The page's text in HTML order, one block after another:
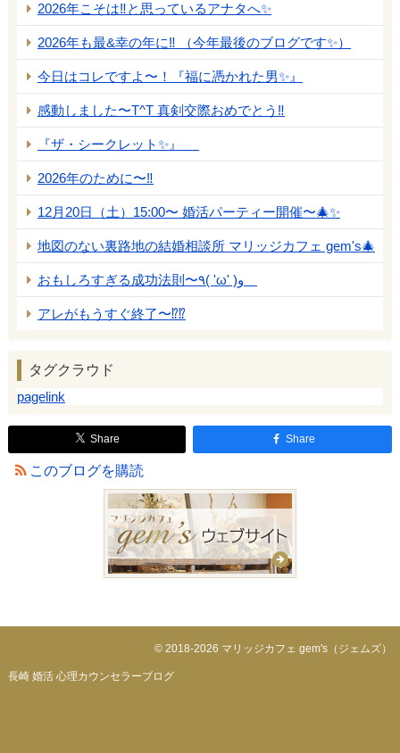
2026年こそは‼️と思っているアナタへ✨
2026年も最&幸の年に‼️ （今年最後のブログです✨）
今日はコレですよ〜！『福に憑かれた男✨』
感動しました〜T^T 真剣交際おめでとう‼️
『ザ・シークレット✨』
2026年のために〜‼️
12月20日（土）15:00〜 婚活パーティー開催〜🎄✨
地図のない裏路地の結婚相談所 マリッジカフェ gem's🎄
アレがもうすぐ終了〜⁉️⁉️
タグクラウド
pagelink
Share Share
このブログを購読
© 2018-2026 マリッジカフェ gem's（ジェムズ）
長崎 婚活 心理カウンセラーブログ